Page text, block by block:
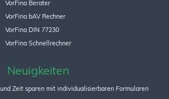
VorFina Berater
VorFina bAV Rechner
VorFina DIN 77230
VorFina Schnellrechner
Neuigkeiten
Zeit sparen mit individualisierbaren Formularen